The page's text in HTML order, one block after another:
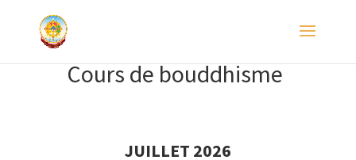
Cours de bouddhisme
JUILLET 2026